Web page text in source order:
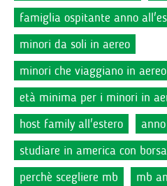
famiglia ospitante anno
minori da soli in aereo
minori che viaggiano in aereo
età minima per i minori in
host family all'estero
studiare in america con
perchè scegliere mb
mb